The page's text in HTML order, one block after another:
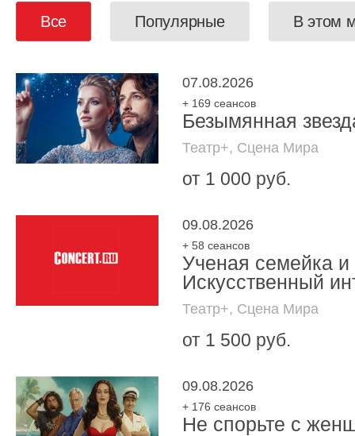
Все Популярные В этом
07.08.2026
+ 169 сеансов
Безымянная
Театр+, Сцена Мира
от 1 000 руб.
09.08.2026
+ 58 сеансов
Ученая семейка и
Искусственный
Театр+, Сцена Мира
от 1 500 руб.
09.08.2026
+ 176 сеансов
Не спорьте с